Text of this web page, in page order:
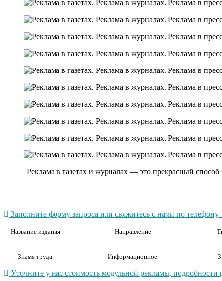
Реклама в газетах и журналах — это прекрасный
Заполните форму запроса или свяжитесь с нами по
Название издания Направление
Знамя труда Информационное 3
Уточните у нас стоимость модульной рекламы,